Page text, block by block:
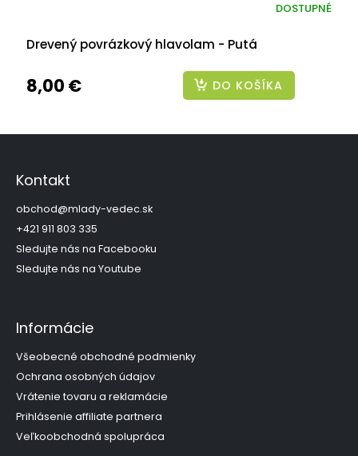
Drevený povrázkový hlavolam - Putá
DOSTUPNÉ
8,00 € DO KOŠÍKA
Z
Kontakt
obchod@mlady-vedec.sk
+421 911 803 335
Sledujte nás na Facebooku
Sledujte nás na Youtube
Informácie
Všeobecné obchodné podmienky
Ochrana osobných údajov
Vrátenie tovaru a reklamácie
Prihlásenie affiliate partnera
Veľkoobchodná spolupráca